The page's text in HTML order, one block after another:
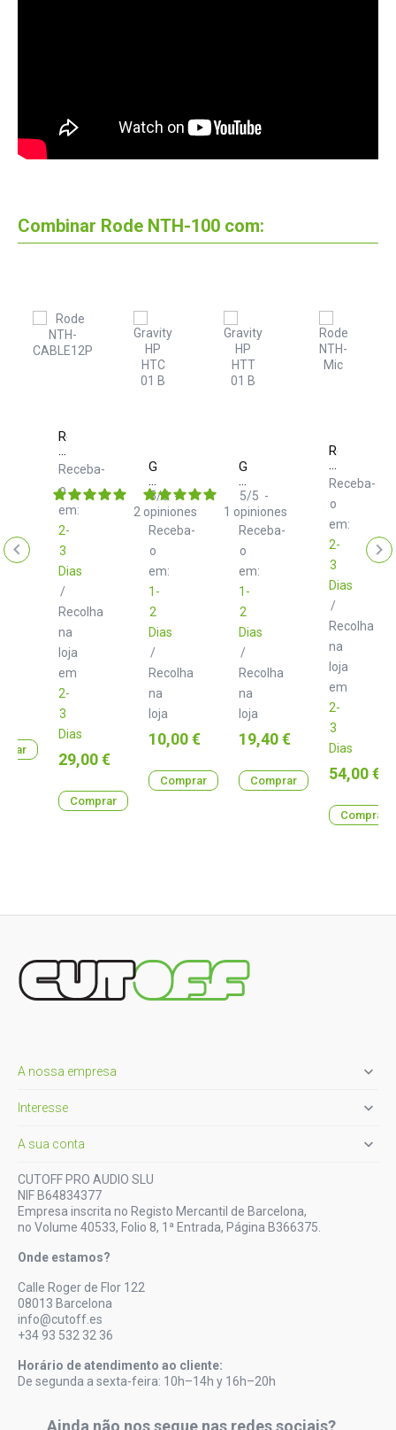
Combinar Rode NTH-100 com:
Rode
NTH-
CABLE12P
Receba-
o
em:
2-
3
Dias
/
Recolha
na
loja
em
2-
3
Dias
Preço
29,00 €
Comprar
Gravity
HP
HTC
01
B
Soporte
auriculares
para
montaje
en
mesa
Receba-
o
em:
1-
2
Dias
/
Recolha
na
loja
5/5-
2 opiniones
Preço
10,00 €
Comprar
Gravity
HP
HTT
01
B
Soporte
para
auriculares
Receba-
o
em:
1-
2
Dias
/
Recolha
na
loja
5/5 -
1 opiniones
Preço
19,40 €
Comprar
Rode
NTH-
Mic
Receba-
o
em:
2-
3
Dias
/
Recolha
na
loja
em
2-
3
Dias
Preço
54,00 €
Comprar
A nossa empresa 
Interesse 
A sua conta 
CUTOFF PRO AUDIO SLU
NIF B64834377
Empresa inscrita no Registo Mercantil de Barcelona,
no Volume 40533, Folio 8, 1ª Entrada, Página B366375.
Onde estamos?
Calle Roger de Flor 122
08013 Barcelona
info@cutoff.es
+34 93 532 32 36
Horário de atendimento ao cliente:
De segunda a sexta-feira: 10h–14h y 16h–20h
Ainda não nos segue nas redes sociais?